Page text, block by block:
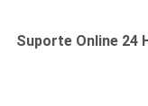
Suporte Online 24